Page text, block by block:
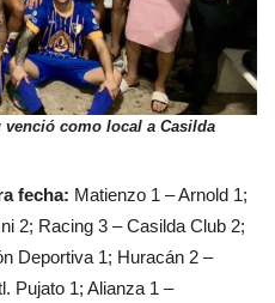
como local a Casilda
fecha: Matienzo 1 – Arnold 1;
2; Racing 3 – Casilda Club 2;
Deportiva 1; Huracán 2 –
Pujato 1; Alianza 1 –